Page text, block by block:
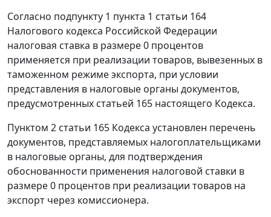
Согласно подпункту 1 пункта 1 статьи 164
Налогового кодекса Российской Федерации
налоговая ставка в размере 0 процентов
применяется при реализации товаров, вывезенных в
таможенном режиме экспорта, при условии
представления в налоговые органы документов,
предусмотренных статьей 165 настоящего Кодекса.
Пунктом 2 статьи 165 Кодекса установлен перечень
документов, представляемых налогоплательщиками
в налоговые органы, для подтверждения
обоснованности применения налоговой ставки в
размере 0 процентов при реализации товаров на
экспорт через комиссионера.